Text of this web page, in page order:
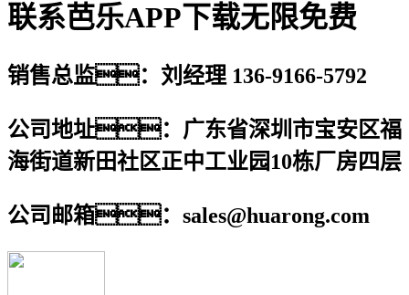
联系芭乐APP下载无限免费
销售总监：刘经理 136-9166-5792
公司地址：广东省深圳市宝安区福
海街道新田社区正中工业园10栋厂房四层
公司邮箱：sales@huarong.com